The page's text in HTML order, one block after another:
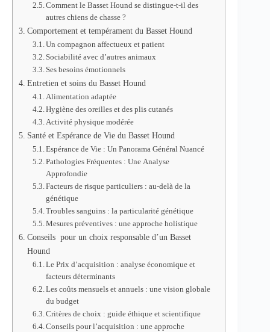
Comment le Basset Hound se distingue-t-il des
autres chiens de chasse ?
Comportement et tempérament du Basset Hound
Un compagnon affectueux et patient
Sociabilité avec d’autres animaux
Ses besoins émotionnels
Entretien et soins du Basset Hound
Alimentation adaptée
Hygiène des oreilles et des plis cutanés
Activité physique modérée
Santé et Espérance de Vie du Basset Hound
Espérance de Vie : Un Panorama Général Nuancé
Pathologies Fréquentes : Une Analyse
Approfondie
Facteurs de risque particuliers : au-delà de la
génétique
Troubles sanguins : la particularité génétique
Mesures préventives : une approche holistique
Conseils pour un choix responsable d’un Basset
Hound
Le Prix d’acquisition : analyse économique et
facteurs déterminants
Les coûts mensuels et annuels : une vision globale
du budget
Critères de choix : guide éthique et scientifique
Conseils pour l’acquisition : une approche